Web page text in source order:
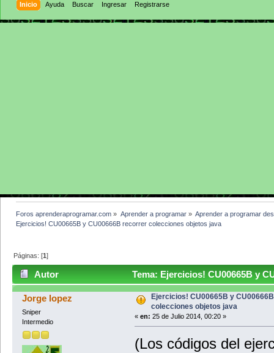
Inicio Ayuda Buscar Ingresar Registrarse
Foros aprenderaprogramar.com » Aprender a programar» Aprender a programar
Ejercicios! CU00665B y CU00666B recorrer colecciones objetos java
Páginas: [1]
Autor
Tema: Ejercicios! CU00665B y
(Leído 5731 veces)
Jorge lopez
Sniper
Intermedio
Ejercicios! CU00665B y
colecciones objetos java
« en: 25 de Julio 2014, 00:20 »
(Los códigos del